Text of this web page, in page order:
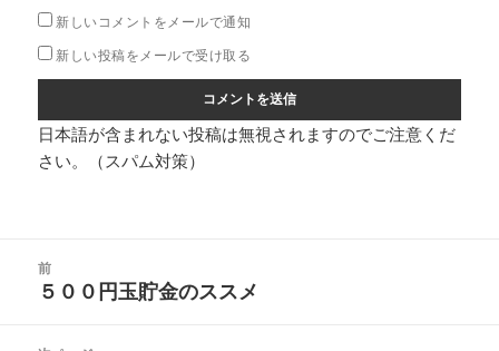
新しいコメントをメールで通知
新しい投稿をメールで受け取る
日本語が含まれない投稿は無視されますのでご注意くだ
さい。（スパム対策）
前
前
投
５００円玉貯金のススメ